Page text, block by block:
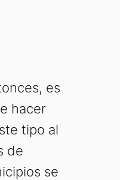
es
hacer
tipo al
de
se